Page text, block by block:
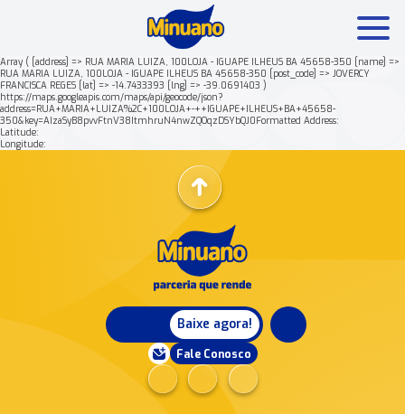
Array ( [address] => RUA MARIA LUIZA, 100LOJA - IGUAPE ILHEUS BA 45658-350 [name] =>
RUA MARIA LUIZA, 100LOJA - IGUAPE ILHEUS BA 45658-350 [post_code] => JOVERCY
FRANCISCA REGES [lat] => -14.7433393 [lng] => -39.0691403 )
https://maps.googleapis.com/maps/api/geocode/json?
address=RUA+MARIA+LUIZA%2C+100LOJA+-++IGUAPE+ILHEUS+BA+45658-
350&key=AIzaSyB8pvvFtnV38ItmhruN4nwZQOqzDSYbQJ0Formatted Address:
Latitude:
Longitude:
Baixe agora!
Fale Conosco
Mais buscados: Produtos Minuano Rende +
Nossa história